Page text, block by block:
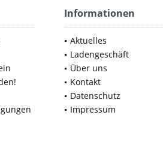
Informationen
Aktuelles
Ladengeschäft
Über uns
Kontakt
Datenschutz
Impressum